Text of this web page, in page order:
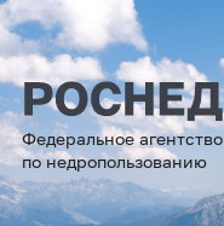
Федеральное агентство
по недропользованию